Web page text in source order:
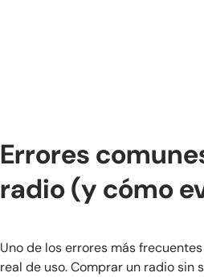
Errores
radio (y cómo
Uno de los errores más
real de uso. Comprar un radio sin